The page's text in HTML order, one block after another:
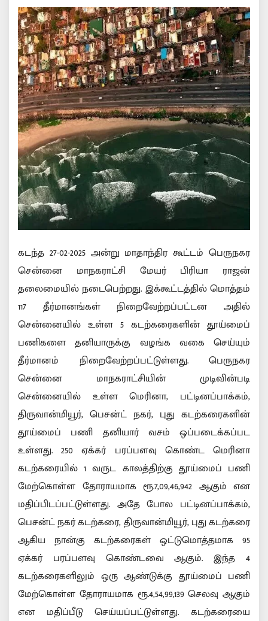
கடந்த 27-02-2025 அன்று மாதாந்திர கூட்டம் பெருநகர
சென்னை மாநகராட்சி மேயர் பிரியா ராஜன்
தலைமையில் நடைபெற்றது. இக்கூட்டத்தில் மொத்தம்
117 தீர்மானங்கள் நிறைவேற்றப்பட்டன அதில்
சென்னையில் உள்ள 5 கடற்கரைகளின் தூய்மைப்
பணிகளை தனியாருக்கு வழங்க வகை செய்யும்
தீர்மானம் நிறைவேற்றப்பட்டுள்ளது. பெருநகர
சென்னை மாநகராட்சியின் முடிவின்படி
சென்னையில் உள்ள மெரினா, பட்டினப்பாக்கம்,
திருவான்மியூர், பெசன்ட் நகர், புது கடற்கரைகளின்
தூய்மைப் பணி தனியார் வசம் ஒப்படைக்கப்பட
உள்ளது. 250 ஏக்கர் பரப்பளவு கொண்ட மெரினா
கடற்கரையில் 1 வருட காலத்திற்கு தூய்மைப் பணி
மேற்கொள்ள தோராயமாக ரூ.7,09,46,942 ஆகும் என
மதிப்பிடப்பட்டுள்ளது. அதே போல பட்டினப்பாக்கம்,
பெசன்ட் நகர் கடற்கரை, திருவான்மியூர், புது கடற்கரை
ஆகிய நான்கு கடற்கரைகள் ஒட்டுமொத்தமாக 95
ஏக்கர் பரப்பளவு கொண்டவை ஆகும். இந்த 4
கடற்கரைகளிலும் ஒரு ஆண்டுக்கு தூய்மைப் பணி
மேற்கொள்ள தோராயமாக ரூ.4,54,99,139 செலவு ஆகும்
என மதிப்பீடு செய்யப்பட்டுள்ளது. கடற்கரையை